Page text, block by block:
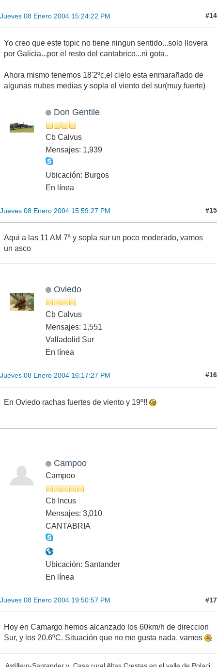
Jueves 08 Enero 2004 15:24:22 PM #14
Yo creo que este topic no tiene ningun sentido...solo llovera
por Galicia...por el resto del cantabrico...ni gota..
Ahora mismo tenemos 18'2ºc,el cielo esta enmarañado de
algunas nubes medias y sopla el viento del sur(muy fuerte)
Don Gentile
Cb Calvus
Mensajes: 1,939
Ubicación: Burgos
En línea
Jueves 08 Enero 2004 15:59:27 PM #15
Aqui a las 11 AM 7ª y sopla sur un poco moderado, vamos
un asco
Oviedo
Cb Calvus
Mensajes: 1,551
Valladolid Sur
En línea
Jueves 08 Enero 2004 16:17:27 PM #16
En Oviedo rachas fuertes de viento y 19º!!
Campoo
Campoo
Cb Incus
Mensajes: 3,010
CANTABRIA
Ubicación: Santander
En línea
Jueves 08 Enero 2004 19:50:57 PM #17
Hoy en Camargo hemos alcanzado los 60km/h de direccion
Sur, y los 20.6ºC. Situación que no me gusta nada, vamos
Astillero-Santander y Casa rural Altas Crestas en el valle de Polaci